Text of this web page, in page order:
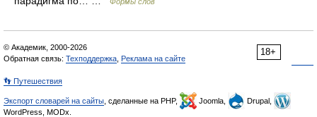
18+
© Академик, 2000-2026
Обратная связь: Техподдержка Реклама на сайте
👣 Путешествия
Экспорт словарей на сайты , сделанные на PHP, Joomla,
Drupal,
WordPress, MODx.